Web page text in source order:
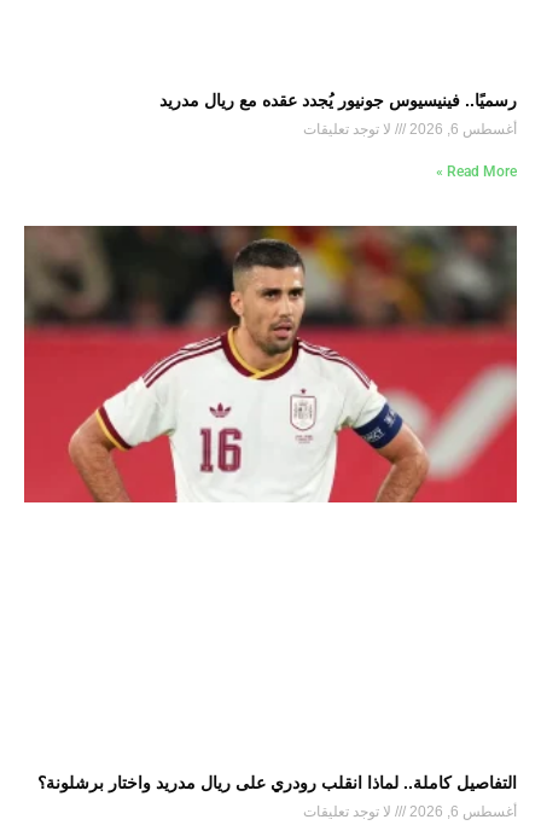
رسميًا.. فينيسيوس جونيور يُجدد عقده مع ريال مدريد
أغسطس 6, 2026 لا توجد تعليقات
Read More »
التفاصيل كاملة.. لماذا انقلب رودري على ريال مدريد واختار برشلونة؟
أغسطس 6, 2026 لا توجد تعليقات